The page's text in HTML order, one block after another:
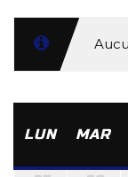
LUN MAR